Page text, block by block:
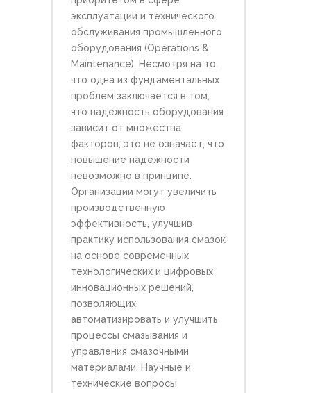
эксплуатации и технического
обслуживания промышленного
оборудования (Operations &
Maintenance). Несмотря на то,
что одна из фундаментальных
проблем заключается в том,
что надежность оборудования
зависит от множества
факторов, это не означает, что
повышение надежности
невозможно в принципе.
Организации могут увеличить
производственную
эффективность, улучшив
практику использования смазок
на основе современных
технологических и цифровых
инновационных решений,
позволяющих
автоматизировать и улучшить
процессы смазывания и
управления смазочными
материалами. Научные и
технические вопросы